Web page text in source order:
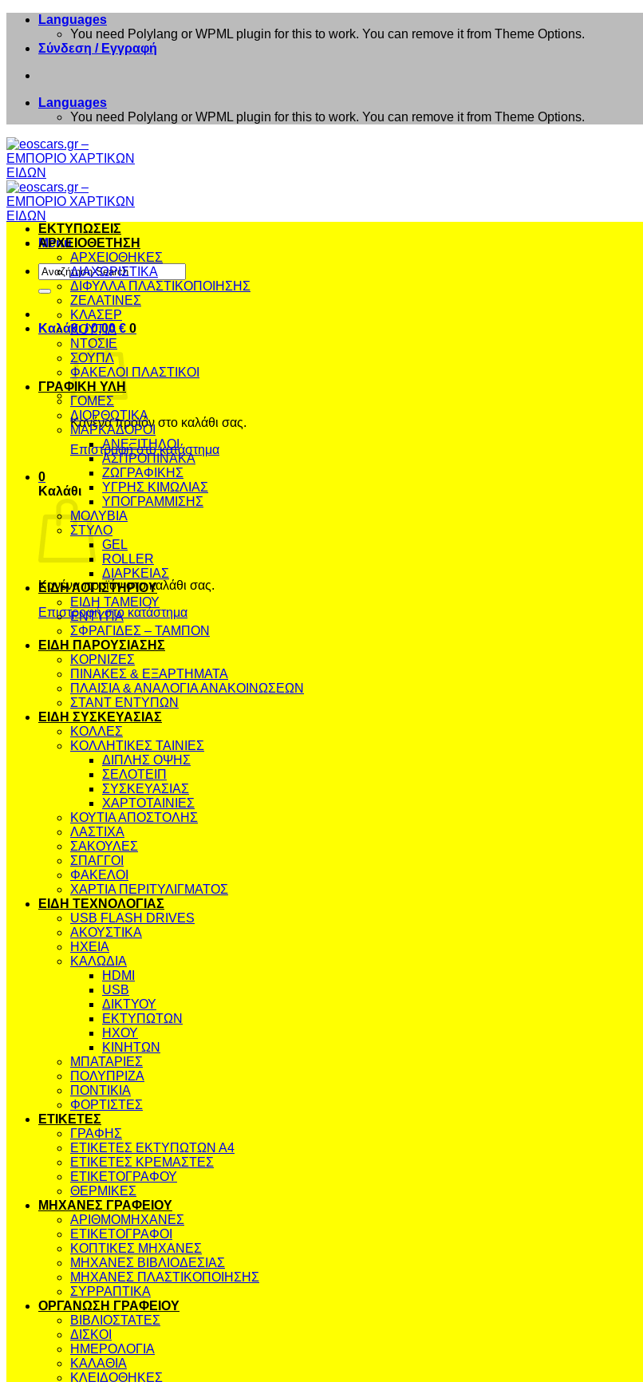
Μετάβαση
περιεχόμενο
Languages
You need Polylang or WPML plugin for this to work. You can remove it from Theme Options.
Σύνδεση / Εγγραφή
Languages
You need Polylang or WPML plugin for this to work. You can remove it from Theme Options.
Menu
Αναζήτηση
για:
Καλάθι /0,00 € 0
Κανένα προϊόν στο καλάθι σας.
Επιστροφή στο κατάστημα
0
Καλάθι
Κανένα προϊόν στο καλάθι σας.
Επιστροφή στο κατάστημα
ΕΚΤΥΠΩΣΕΙΣ
ΑΡΧΕΙΟΘΕΤΗΣΗ
ΑΡΧΕΙΟΘΗΚΕΣ
ΔΙΑΧΩΡΙΣΤΙΚΑ
ΔΙΦΥΛΛΑ ΠΛΑΣΤΙΚΟΠΟΙΗΣΗΣ
ΖΕΛΑΤΙΝΕΣ
ΚΛΑΣΕΡ
ΚΟΥΤΙΑ
ΝΤΟΣΙΕ
ΣΟΥΠΛ
ΦΑΚΕΛΟΙ ΠΛΑΣΤΙΚΟΙ
ΓΡΑΦΙΚΗ ΥΛΗ
ΓΟΜΕΣ
ΔΙΟΡΘΩΤΙΚΑ
ΜΑΡΚΑΔΟΡΟΙ
ΑΝΕΞΙΤΗΛΟΙ
ΑΣΠΡΟΠΙΝΑΚΑ
ΖΩΓΡΑΦΙΚΗΣ
ΥΓΡΗΣ ΚΙΜΩΛΙΑΣ
ΥΠΟΓΡΑΜΜΙΣΗΣ
ΜΟΛΥΒΙΑ
ΣΤΥΛΟ
GEL
ROLLER
ΔΙΑΡΚΕΙΑΣ
ΕΙΔΗ ΛΟΓΙΣΤΗΡΙΟΥ
ΕΙΔΗ ΤΑΜΕΙΟΥ
ΕΝΤΥΠΑ
ΣΦΡΑΓΙΔΕΣ – ΤΑΜΠΟΝ
ΕΙΔΗ ΠΑΡΟΥΣΙΑΣΗΣ
ΚΟΡΝΙΖΕΣ
ΠΙΝΑΚΕΣ & ΕΞΑΡΤΗΜΑΤΑ
ΠΛΑΙΣΙΑ & ΑΝΑΛΟΓΙΑ ΑΝΑΚΟΙΝΩΣΕΩΝ
ΣΤΑΝΤ ΕΝΤΥΠΩΝ
ΕΙΔΗ ΣΥΣΚΕΥΑΣΙΑΣ
ΚΟΛΛΕΣ
ΚΟΛΛΗΤΙΚΕΣ ΤΑΙΝΙΕΣ
ΔΙΠΛΗΣ ΟΨΗΣ
ΣΕΛΟΤΕΙΠ
ΣΥΣΚΕΥΑΣΙΑΣ
ΧΑΡΤΟΤΑΙΝΙΕΣ
ΚΟΥΤΙΑ ΑΠΟΣΤΟΛΗΣ
ΛΑΣΤΙΧΑ
ΣΑΚΟΥΛΕΣ
ΣΠΑΓΓΟΙ
ΦΑΚΕΛΟΙ
ΧΑΡΤΙΑ ΠΕΡΙΤΥΛΙΓΜΑΤΟΣ
ΕΙΔΗ ΤΕΧΝΟΛΟΓΙΑΣ
USB FLASH DRIVES
ΑΚΟΥΣΤΙΚΑ
ΗΧΕΙΑ
ΚΑΛΩΔΙΑ
HDMI
USB
ΔΙΚΤΥΟΥ
ΕΚΤΥΠΩΤΩΝ
ΗΧΟΥ
ΚΙΝΗΤΩΝ
ΜΠΑΤΑΡΙΕΣ
ΠΟΛΥΠΡΙΖΑ
ΠΟΝΤΙΚΙΑ
ΦΟΡΤΙΣΤΕΣ
ΕΤΙΚΕΤΕΣ
ΓΡΑΦΗΣ
ΕΤΙΚΕΤΕΣ ΕΚΤΥΠΩΤΩΝ Α4
ΕΤΙΚΕΤΕΣ ΚΡΕΜΑΣΤΕΣ
ΕΤΙΚΕΤΟΓΡΑΦΟΥ
ΘΕΡΜΙΚΕΣ
ΜΗΧΑΝΕΣ ΓΡΑΦΕΙΟΥ
ΑΡΙΘΜΟΜΗΧΑΝΕΣ
ΕΤΙΚΕΤΟΓΡΑΦΟΙ
ΚΟΠΤΙΚΕΣ ΜΗΧΑΝΕΣ
ΜΗΧΑΝΕΣ ΒΙΒΛΙΟΔΕΣΙΑΣ
ΜΗΧΑΝΕΣ ΠΛΑΣΤΙΚΟΠΟΙΗΣΗΣ
ΣΥΡΡΑΠΤΙΚΑ
ΟΡΓΑΝΩΣΗ ΓΡΑΦΕΙΟΥ
ΒΙΒΛΙΟΣΤΑΤΕΣ
ΔΙΣΚΟΙ
ΗΜΕΡΟΛΟΓΙΑ
ΚΑΛΑΘΙΑ
ΚΛΕΙΔΟΘΗΚΕΣ